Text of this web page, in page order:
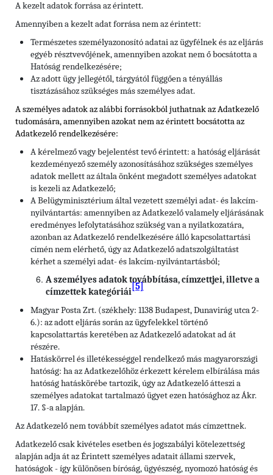
A kezelt adatok forrása az érintett.
Amennyiben a kezelt adat forrása nem az érintett:
Természetes személyazonosító adatai az ügyfélnek és az eljárás
egyéb résztvevőjének, amennyiben azokat nem ő bocsátotta a
Hatóság rendelkezésére;
Az adott ügy jellegétől, tárgyától függően a tényállás
tisztázásához szükséges más személyes adat.
A személyes adatok az alábbi forrásokból juthatnak az Adatkezelő
tudomására, amennyiben azokat nem az érintett bocsátotta az
Adatkezelő rendelkezésére:
A kérelmező vagy bejelentést tevő érintett: a hatóság eljárását
kezdeményező személy azonosításához szükséges személyes
adatok mellett az általa önként megadott személyes adatokat
is kezeli az Adatkezelő;
A Belügyminisztérium által vezetett személyi adat- és lakcím-
nyilvántartás: amennyiben az Adatkezelő valamely eljárásának
eredményes lefolytatásához szükség van a nyilatkozatára,
azonban az Adatkezelő rendelkezésére álló kapcsolattartási
címén nem elérhető, úgy az Adatkezelő adatszolgáltatást
kérhet a személyi adat- és lakcím-nyilvántartásból;
A személyes adatok továbbítása, címzettjei, illetve a
címzettek kategóriái
[5]
Magyar Posta Zrt. (székhely: 1138 Budapest, Dunavirág utca 2-
6.): az adott eljárás során az ügyfelekkel történő
kapcsolattartás keretében az Adatkezelő adatokat ad át
részére.
Hatáskörrel és illetékességgel rendelkező más magyarországi
hatóság: ha az Adatkezelőhöz érkezett kérelem elbírálása más
hatóság hatáskörébe tartozik, úgy az Adatkezelő átteszi a
személyes adatokat tartalmazó ügyet ezen hatósághoz az Ákr.
17. §-a alapján.
Az Adatkezelő nem továbbít személyes adatot más címzettnek.
Adatkezelő csak kivételes esetben és jogszabályi kötelezettség
alapján adja át az Érintett személyes adatait állami szervek,
hatóságok - így különösen bíróság, ügyészség, nyomozó hatóság és